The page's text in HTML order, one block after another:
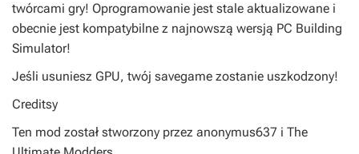
twórcami gry! Oprogramowanie jest stale aktualizowane i
obecnie jest kompatybilne z najnowszą wersją PC Building
Simulator!
Jeśli usuniesz GPU, twój savegame zostanie uszkodzony!
Creditsy
Ten mod został stworzony przez anonymus637 i The